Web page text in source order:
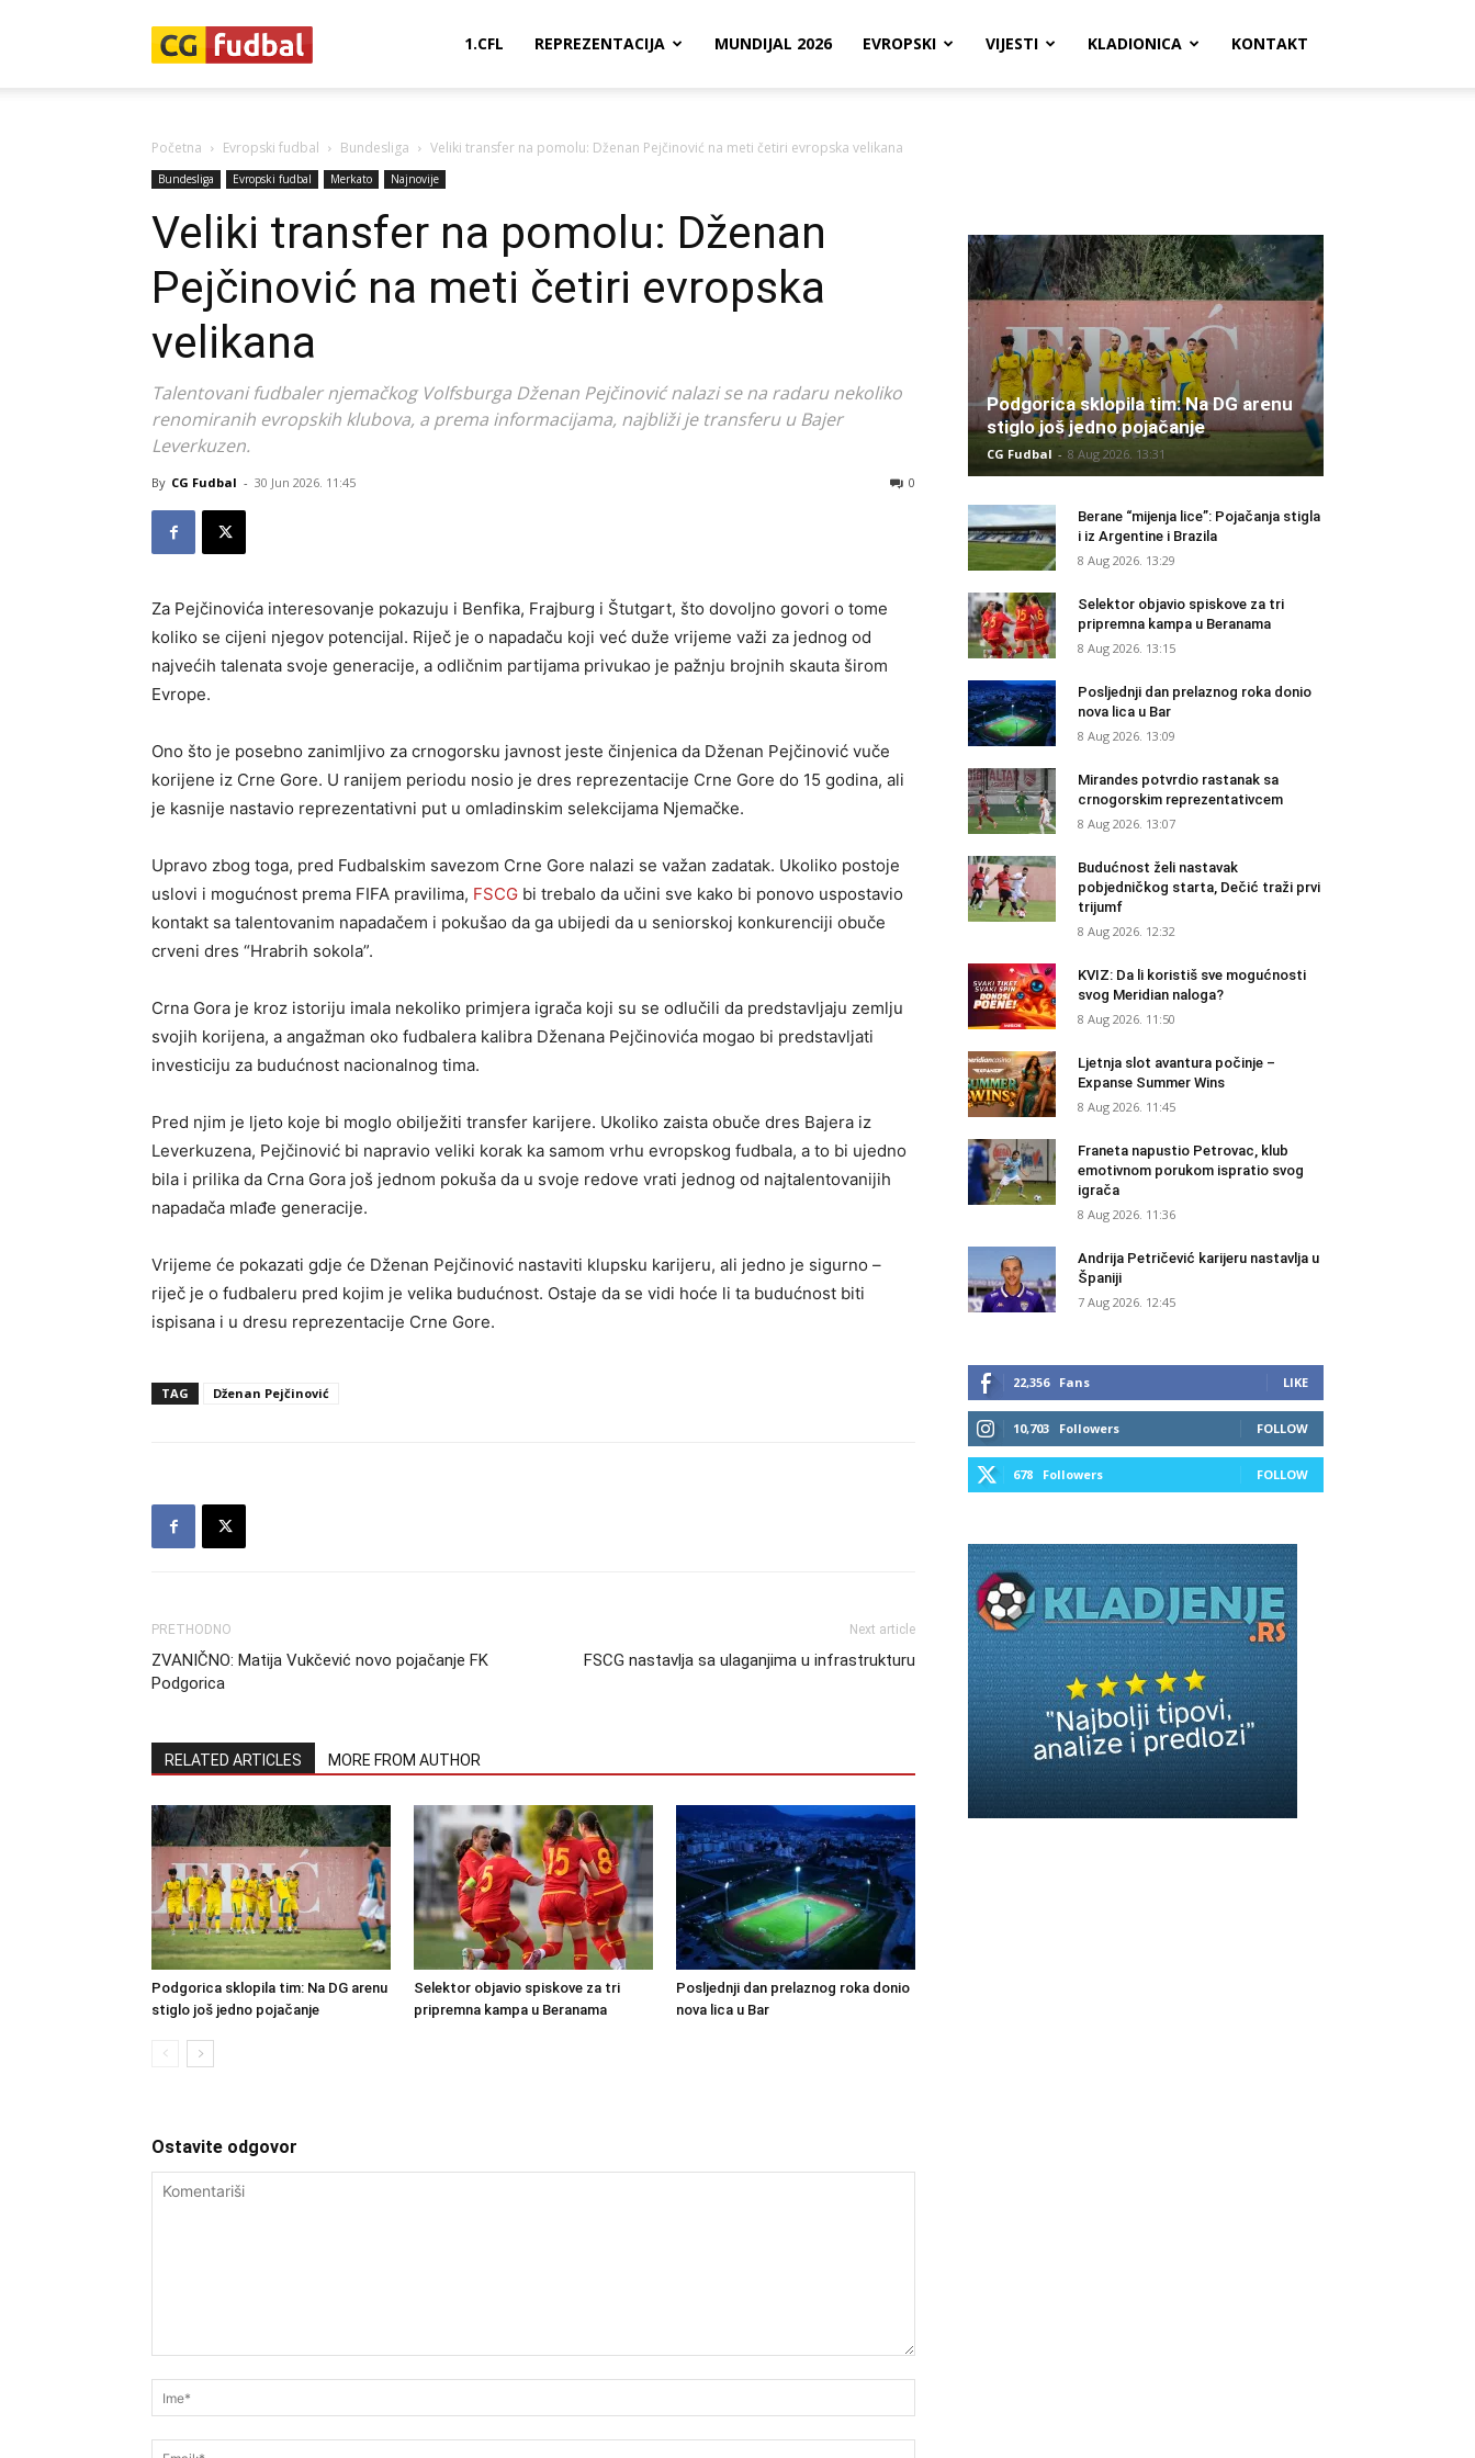
1.CFL REPREZENTACIJA MUNDIJAL 2026 EVROPSKI VIJESTI KLADIONICA KONTAKT
Početna Evropski fudbal Bundesliga Veliki transfer na pomolu: Dženan Pejčinović na meti četiri evropska velikana
Bundesliga Evropski fudbal Merkato Najnovije
Veliki transfer na pomolu: Dženan
Pejčinović na meti četiri evropska
velikana
Talentovani fudbaler njemačkog Volfsburga Dženan Pejčinović nalazi se na radaru nekoliko
renomiranih evropskih klubova, a prema informacijama, najbliži je transferu u Bajer
Leverkuzen.
By CG Fudbal - 30 Jun 2026. 11:45 0
Za Pejčinovića interesovanje pokazuju i Benfika, Frajburg i Štutgart, što dovoljno govori o tome
koliko se cijeni njegov potencijal. Riječ je o napadaču koji već duže vrijeme važi za jednog od
najvećih talenata svoje generacije, a odličnim partijama privukao je pažnju brojnih skauta širom
Evrope.
Ono što je posebno zanimljivo za crnogorsku javnost jeste činjenica da Dženan Pejčinović vuče
korijene iz Crne Gore. U ranijem periodu nosio je dres reprezentacije Crne Gore do 15 godina, ali
je kasnije nastavio reprezentativni put u omladinskim selekcijama Njemačke.
Upravo zbog toga, pred Fudbalskim savezom Crne Gore nalazi se važan zadatak. Ukoliko postoje
uslovi i mogućnost prema FIFA pravilima, FSCG bi trebalo da učini sve kako bi ponovo uspostavio
kontakt sa talentovanim napadačem i pokušao da ga ubijedi da u seniorskoj konkurenciji obuče
crveni dres “Hrabrih sokola”.
Crna Gora je kroz istoriju imala nekoliko primjera igrača koji su se odlučili da predstavljaju zemlju
svojih korijena, a angažman oko fudbalera kalibra Dženana Pejčinovića mogao bi predstavljati
investiciju za budućnost nacionalnog tima.
Pred njim je ljeto koje bi moglo obilježiti transfer karijere. Ukoliko zaista obuče dres Bajera iz
Leverkuzena, Pejčinović bi napravio veliki korak ka samom vrhu evropskog fudbala, a to bi ujedno
bila i prilika da Crna Gora još jednom pokuša da u svoje redove vrati jednog od najtalentovanijih
napadača mlađe generacije.
Vrijeme će pokazati gdje će Dženan Pejčinović nastaviti klupsku karijeru, ali jedno je sigurno –
riječ je o fudbaleru pred kojim je velika budućnost. Ostaje da se vidi hoće li ta budućnost biti
ispisana i u dresu reprezentacije Crne Gore.
TAG Dženan Pejčinović
PRETHODNO
ZVANIČNO: Matija Vukčević novo pojačanje FK
Podgorica
Next article
FSCG nastavlja sa ulaganjima u infrastrukturu
RELATED ARTICLES MORE FROM AUTHOR
Podgorica sklopila tim: Na DG arenu
stiglo još jedno pojačanje
Selektor objavio spiskove za tri
pripremna kampa u Beranama
Posljednji dan prelaznog roka donio
nova lica u Bar
Ostavite odgovor
Podgorica sklopila tim: Na DG arenu
stiglo još jedno pojačanje
CG Fudbal - 8 Aug 2026. 13:31
Berane “mijenja lice”: Pojačanja stigla
i iz Argentine i Brazila
8 Aug 2026. 13:29
Selektor objavio spiskove za tri
pripremna kampa u Beranama
8 Aug 2026. 13:15
Posljednji dan prelaznog roka donio
nova lica u Bar
8 Aug 2026. 13:09
Mirandes potvrdio rastanak sa
crnogorskim reprezentativcem
8 Aug 2026. 13:07
Budućnost želi nastavak
pobjedničkog starta, Dečić traži prvi
trijumf
8 Aug 2026. 12:32
KVIZ: Da li koristiš sve mogućnosti
svog Meridian naloga?
8 Aug 2026. 11:50
Ljetnja slot avantura počinje –
Expanse Summer Wins
8 Aug 2026. 11:45
Franeta napustio Petrovac, klub
emotivnom porukom ispratio svog
igrača
8 Aug 2026. 11:36
Andrija Petričević karijeru nastavlja u
Španiji
7 Aug 2026. 12:45
22,356 Fans LIKE
10,703 Followers FOLLOW
678 Followers FOLLOW